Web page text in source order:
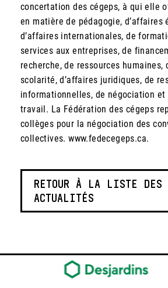
concertation des cégeps, à qui elle
en matière de pédagogie, d’affaires
d’affaires internationales, de
services aux entreprises, de
recherche, de ressources humaines,
scolarité, d’affaires juridiques, de
informationnelles, de négociation et
travail. La Fédération des cégeps
collèges pour la négociation des
collectives. www.fedecegeps.ca.
RETOUR À LA LISTE DES
ACTUALITÉS